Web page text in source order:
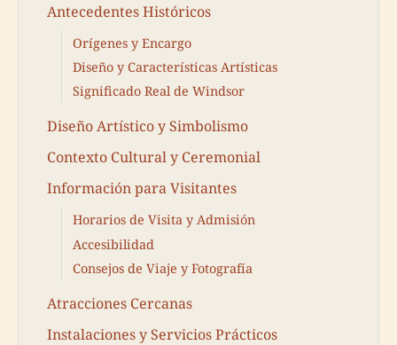
Antecedentes Históricos
Orígenes y Encargo
Diseño y Características Artísticas
Significado Real de Windsor
Diseño Artístico y Simbolismo
Contexto Cultural y Ceremonial
Información para Visitantes
Horarios de Visita y Admisión
Accesibilidad
Consejos de Viaje y Fotografía
Atracciones Cercanas
Instalaciones y Servicios Prácticos